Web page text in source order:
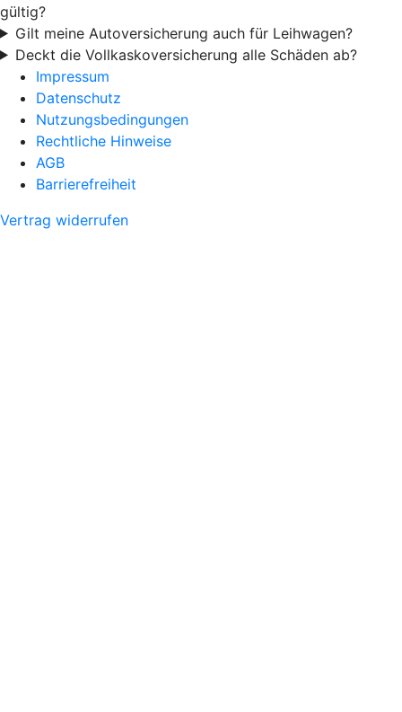
gültig?
Gilt meine Autoversicherung auch für Leihwagen?
Deckt die Vollkaskoversicherung alle Schäden ab?
Impressum
Datenschutz
Nutzungsbedingungen
Rechtliche Hinweise
AGB
Barrierefreiheit
Vertrag widerrufen